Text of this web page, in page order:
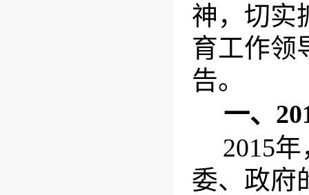
神，切实
育工作领
告。
一、
2015
委、政府